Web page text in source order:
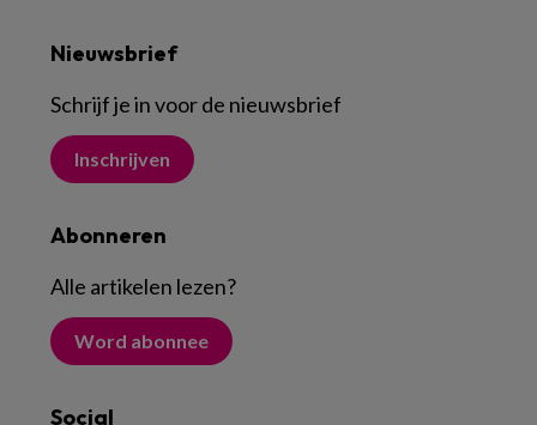
Nieuwsbrief
Schrijf je in voor de nieuwsbrief
Inschrijven
Abonneren
Alle artikelen lezen?
Word abonnee
Social